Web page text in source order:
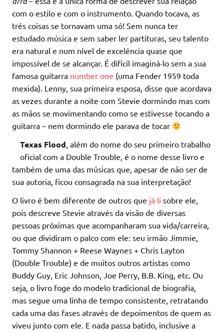
com o estilo e com o instrumento. Quando tocava, as
três coisas se tornavam uma só! Sem nunca ter
estudado música e sem saber ler partituras, seu talento
era natural e num nível de excelência quase que
impossível de se alcançar. É difícil imaginá-lo sem a sua
famosa guitarra number one (uma Fender 1959 toda
mexida). Lenny, sua primeira esposa, disse que acordava
as vezes durante a noite com Stevie dormindo mas com
as mãos se movimentando como se estivesse tocando a
guitarra – nem dormindo ele parava de tocar
Texas Flood, além do nome do seu primeiro trabalho
oficial com a Double Trouble, é o nome desse livro e
também de uma das músicas que, apesar de não ser de
sua autoria, ficou consagrada na sua interpretação!
O livro é bem diferente de outros que já li sobre ele,
pois descreve Stevie através da visão de diversas
pessoas próximas que acompanharam sua vida/carreira,
ou que dividiram o palco com ele: seu irmão Jimmie,
Tommy Shannon + Reese Waynes + Chris Layton
(Double Trouble) e de muitos outros artistas como
Buddy Guy, Eric Johnson, Joe Perry, B.B. King, etc. Ou
seja, o livro foge do modelo tradicional de biografia,
mas segue uma linha de tempo consistente, retratando
cada uma das fases através de depoimentos de quem as
viveu junto com ele. E nada passa batido, inclusive a